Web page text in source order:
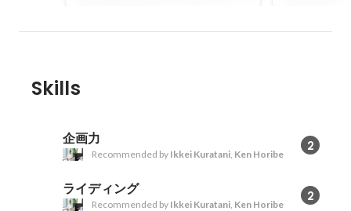
Skills
企画力 2
Recommended by Ikkei Kuratani, Ken Horibe
ライディング 2
Recommended by Ikkei Kuratani, Ken Horibe